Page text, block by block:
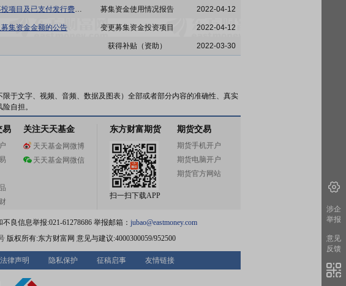
688150:陕西莱特光电材料股份有限公司关于使用募集资金置换预先投入募投项目及已支付发行费用的自筹资金的公告 募集资金使用情况报告 2022-04-12
集资金金额的公告 变更募集资金投资项目 2022-04-12
获得补贴（资助） 2022-03-30
于文字、视频、音频、数据及图表）全部或者部分内容的准确性、真实
自担。
易 关注天天基金
天天基金网微博
天天基金网微信
东方财富期货
扫一扫下载APP
期货交易
期货手机开户
期货电脑开户
期货官方网站
良信息举报:021-61278686 举报邮箱： jubao@eastmoney.com
版权所有:东方财富网 意见与建议:4000300059/952500
法律声明 隐私保护 征稿启事 友情链接
涉企
举报
意见
反馈